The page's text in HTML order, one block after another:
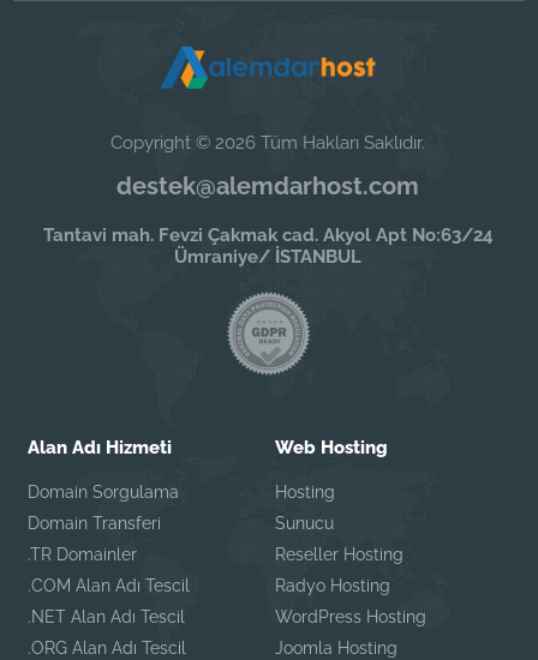
Copyright © 2026 Tüm Hakları Saklıdır.
destek@alemdarhost.com
Tantavi mah. Fevzi Çakmak cad. Akyol Apt No:63/24
Ümraniye/ İSTANBUL
Alan Adı Hizmeti
Domain Sorgulama
Domain Transferi
.TR Domainler
.COM Alan Adı Tescil
.NET Alan Adı Tescil
.ORG Alan Adı Tescil
Web Hosting
Hosting
Sunucu
Reseller Hosting
Radyo Hosting
WordPress Hosting
Joomla Hosting